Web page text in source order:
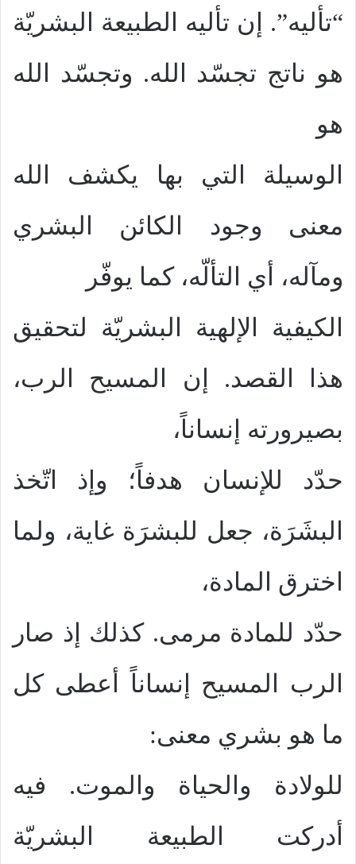
“تأليه”. إن تأليه الطبيعة البشريّة
هو ناتج تجسّد الله. وتجسّد الله
هو
الوسيلة التي بها يكشف الله
معنى وجود الكائن البشري
ومآله، أي التألّه، كما يوفّر
الكيفية الإلهية البشريّة لتحقيق
هذا القصد. إن المسيح الرب،
بصيرورته إنساناً،
حدّد للإنسان هدفاً؛ وإذ اتّخذ
البشَرَة، جعل للبشرَة غاية، ولما
اخترق المادة،
حدّد للمادة مرمى. كذلك إذ صار
الرب المسيح إنساناً أعطى كل
ما هو بشري معنى:
للولادة والحياة والموت. فيه
أدركت الطبيعة البشريّة